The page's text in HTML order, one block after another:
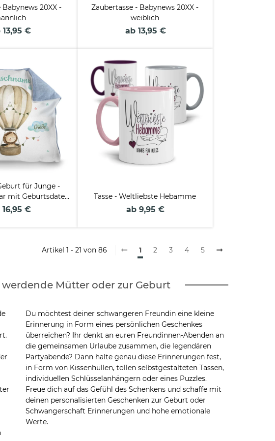
20XX -
13,95 €
Zaubertasse - Babynews 20XX -
weiblich
ab 13,95 €
für Junge -
mit Geburtsdaten
Farben
16,95 €
Tasse - Weltliebste Hebamme
ab 9,95 €
Artikel 1 - 21 von 86 1 2 3 4 5
Mütter oder zur Geburt
Du möchtest deiner schwangeren Freundin eine kleine
Erinnerung in Form eines persönlichen Geschenkes
überreichen? Ihr denkt an euren Freundinnen-Abenden an
die gemeinsamen Urlaube zusammen, die legendären
Partyabende? Dann halte genau diese Erinnerungen fest,
in Form von Kissenhüllen, tollen selbstgestalteten Tassen,
individuellen Schlüsselanhängern oder eines Puzzles.
Freue dich auf das Gefühl des Schenkens und schaffe mit
deinen personalisierten Geschenken zur Geburt oder
Schwangerschaft Erinnerungen und hohe emotionale
Werte.